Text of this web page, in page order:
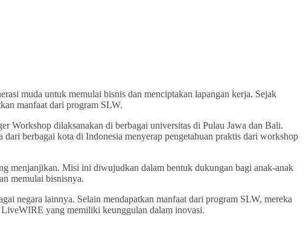
muda untuk memulai bisnis dan menciptakan lapangan kerja. Sejak
manfaat dari program SLW.
Workshop dilaksanakan di berbagai universitas di Pulau Jawa dan Bali.
berbagai kota di Indonesia menyerap pengetahuan praktis dari workshop
menjanjikan. Misi ini diwujudkan dalam bentuk dukungan bagi anak-anak
memulai bisnisnya.
negara lainnya. Selain mendapatkan manfaat dari program SLW, mereka
LiveWIRE yang memiliki keunggulan dalam inovasi.